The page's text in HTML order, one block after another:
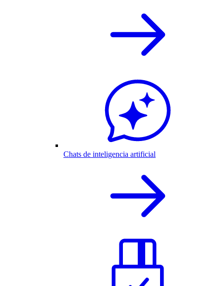
Chats de inteligencia artificial